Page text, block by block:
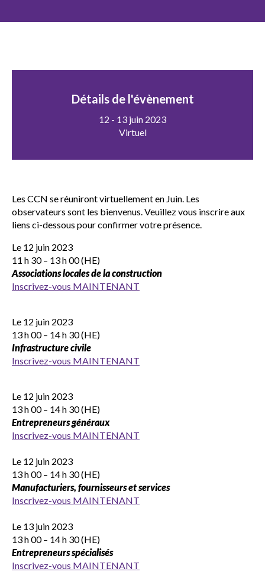
Détails de l'évènement
12 - 13 juin 2023
Virtuel
Les CCN se réuniront virtuellement en Juin. Les
observateurs sont les bienvenus. Veuillez vous inscrire aux
liens ci-dessous pour confirmer votre présence.
Le 12 juin 2023
11 h 30 – 13 h 00 (HE)
Associations locales de la construction
Inscrivez-vous MAINTENANT
Le 12 juin 2023
13 h 00 – 14 h 30 (HE)
Infrastructure civile
Inscrivez-vous MAINTENANT
Le 12 juin 2023
13 h 00 – 14 h 30 (HE)
Entrepreneurs généraux
Inscrivez-vous MAINTENANT
Le 12 juin 2023
13 h 00 – 14 h 30 (HE)
Manufacturiers, fournisseurs et services
Inscrivez-vous MAINTENANT
Le 13 juin 2023
13 h 00 – 14 h 30 (HE)
Entrepreneurs spécialisés
Inscrivez-vous MAINTENANT